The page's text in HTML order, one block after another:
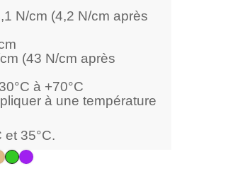
N/cm (4,2 N/cm après
(43 N/cm après
à +70°C
à une température
et 35°C.
BeigeVertViolet